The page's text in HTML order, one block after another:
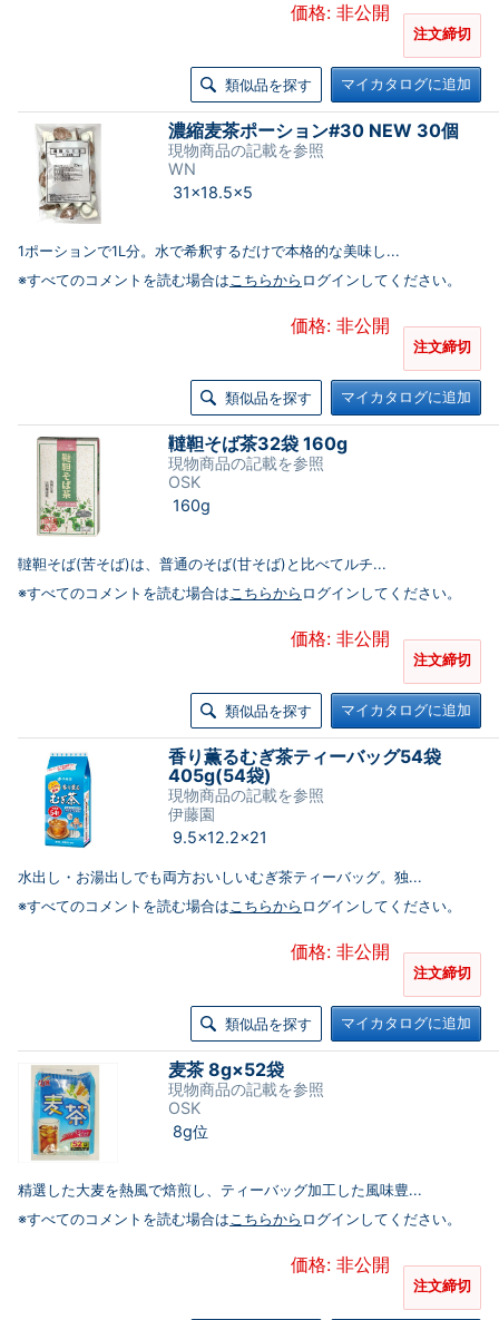
価格: 非公開
注文締切
類似品を探す マイカタログに追加
濃縮麦茶ポーション#30 NEW 30個
現物商品の記載を参照
WN
31×18.5×5
1ポーションで1L分。水で希釈するだけで本格的な美味し...
※すべてのコメントを読む場合はこちらから ログインしてください。
価格: 非公開
注文締切
類似品を探す マイカタログに追加
韃靼そば茶32袋 160g
現物商品の記載を参照
OSK
160g
韃靼そば(苦そば)は、普通のそば(甘そば)と比べてルチ...
※すべてのコメントを読む場合はこちらから ログインしてください。
価格: 非公開
注文締切
類似品を探す マイカタログに追加
香り薫るむぎ茶ティーバッグ54袋
405g(54袋)
現物商品の記載を参照
伊藤園
9.5×12.2×21
水出し・お湯出しでも両方おいしいむぎ茶ティーバッグ。独...
※すべてのコメントを読む場合はこちらから ログインしてください。
価格: 非公開
注文締切
類似品を探す マイカタログに追加
麦茶 8g×52袋
現物商品の記載を参照
OSK
8g位
精選した大麦を熱風で焙煎し、ティーバッグ加工した風味豊...
※すべてのコメントを読む場合はこちらから ログインしてください。
価格: 非公開
注文締切